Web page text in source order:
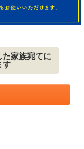
た家族宛てに
す